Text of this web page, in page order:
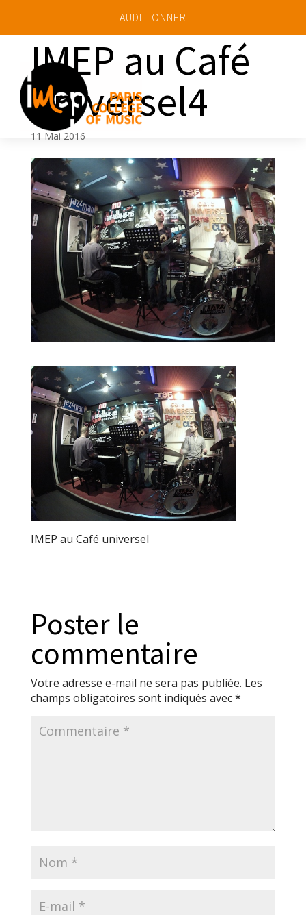
AUDITIONNER
IMEP au Café
universel4
11 Mai 2016
IMEP au Café universel
Poster le
commentaire
Votre adresse e-mail ne sera pas publiée. Les
champs obligatoires sont indiqués avec*